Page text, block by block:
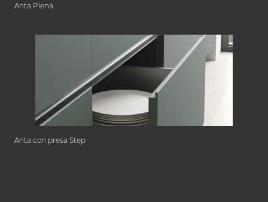
Anta Piena
Anta con presa Step